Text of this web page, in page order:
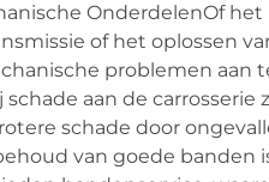
OnderdelenOf
of het oplossen
problemen aan
schade aan de
schade door
van goede banden